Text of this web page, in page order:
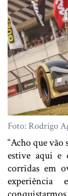
Foto: Rodrigo
“Acho que
estive aqui e
corridas em
experiência